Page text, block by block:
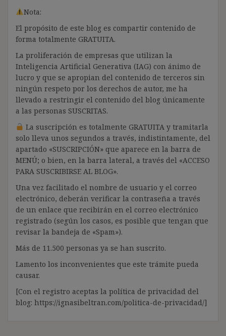
Nota:
El propósito de este blog es compartir contenido de
forma totalmente GRATUITA.
La proliferación de empresas que utilizan la
Inteligencia Artificial Generativa (IAG) con ánimo de
lucro y que se apropian del contenido de terceros sin
ningún respeto por los derechos de autor, me ha
llevado a restringir el contenido del blog únicamente
a las personas SUSCRITAS.
La suscripción es totalmente GRATUITA y tramitarla
solo lleva unos segundos a través, indistintamente, del
apartado «SUSCRIPCIÓN» que aparece en la barra de
MENÚ; o bien, en la barra lateral, a través del «ACCESO
PARA SUSCRIBIRSE AL BLOG».
Una vez facilitado el nombre de usuario y el correo
electrónico, deberán verificar la contraseña a través
de un enlace que recibirán en el correo electrónico
registrado (según los casos, es posible que tengan que
revisar la bandeja de «Spam»).
Más de 11.500 personas ya se han suscrito.
Lamento los inconvenientes que este trámite pueda
causar.
[Con el registro aceptas la política de privacidad del
blog: https://ignasibeltran.com/politica-de-privacidad/]